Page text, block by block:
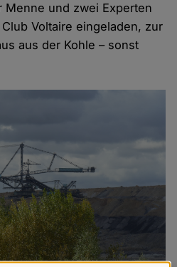
und zwei Experten
Voltaire eingeladen, zur
aus der Kohle – sonst